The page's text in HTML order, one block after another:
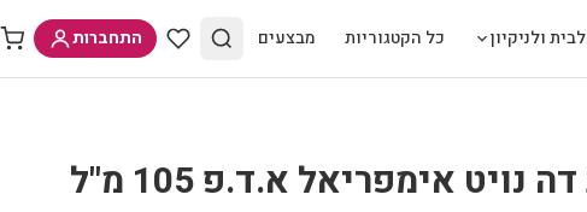
ולניקיון כל הקטגוריות מבצעים התחברות
אימפריאל א.ד.פ 105 מ"ל